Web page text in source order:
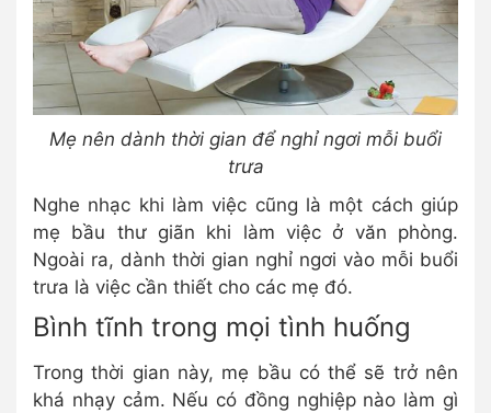
Mẹ nên dành thời gian để nghỉ ngơi mỗi buổi
trưa
Nghe nhạc khi làm việc cũng là một cách giúp
mẹ bầu thư giãn khi làm việc ở văn phòng.
Ngoài ra, dành thời gian nghỉ ngơi vào mỗi buổi
trưa là việc cần thiết cho các mẹ đó.
Bình tĩnh trong mọi tình huống
Trong thời gian này, mẹ bầu có thể sẽ trở nên
khá nhạy cảm. Nếu có đồng nghiệp nào làm gì